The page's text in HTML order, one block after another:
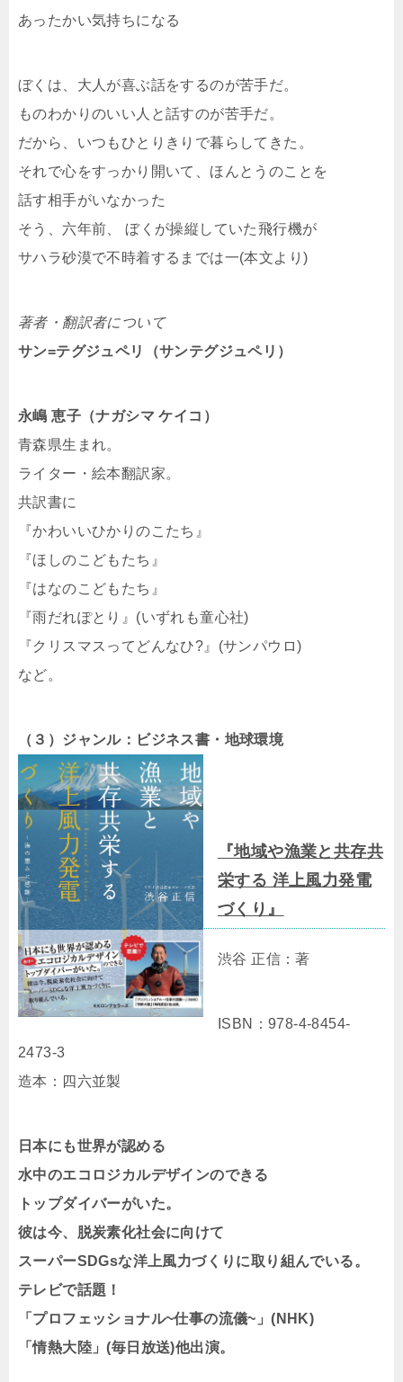
あったかい気持ちになる
ぼくは、大人が喜ぶ話をするのが苦手だ。
ものわかりのいい人と話すのが苦手だ。
だから、いつもひとりきりで暮らしてきた。
それで心をすっかり開いて、ほんとうのことを
話す相手がいなかった
そう、六年前、 ぼくが操縦していた飛行機が
サハラ砂漠で不時着するまでは一(本文より)
著者・翻訳者について
サン=テグジュペリ（サンテグジュペリ）
永嶋 恵子（ナガシマ ケイコ）
青森県生まれ。
ライター・絵本翻訳家。
共訳書に
『かわいいひかりのこたち』
『ほしのこどもたち』
『はなのこどもたち』
『雨だれぽとり』(いずれも童心社)
『クリスマスってどんなひ?』(サンパウロ)
など。
（３）ジャンル：ビジネス書・地球環境
『地域や漁業と共存共
栄する 洋上風力発電
づくり』
渋谷 正信：著
ISBN：978-4-8454-
2473-3
造本：四六並製
日本にも世界が認める
水中のエコロジカルデザインのできる
トップダイバーがいた。
彼は今、脱炭素化社会に向けて
スーパーSDGsな洋上風力づくりに取り組んでいる。
テレビで話題！
「プロフェッショナル~仕事の流儀~」(NHK)
「情熱大陸」(毎日放送)他出演。